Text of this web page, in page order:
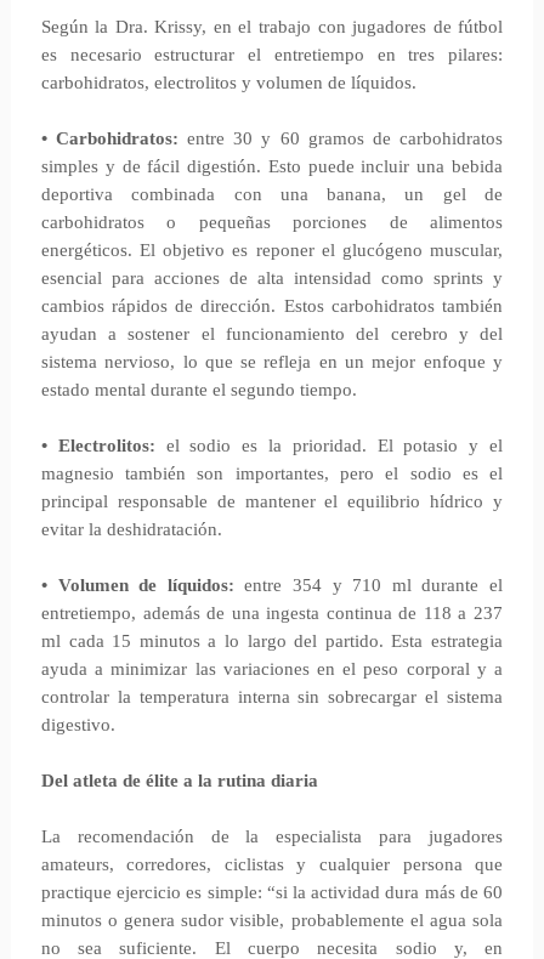
Según la Dra. Krissy, en el trabajo con jugadores de fútbol
es necesario estructurar el entretiempo en tres pilares:
carbohidratos, electrolitos y volumen de líquidos.
• Carbohidratos: entre 30 y 60 gramos de carbohidratos
simples y de fácil digestión. Esto puede incluir una bebida
deportiva combinada con una banana, un gel de
carbohidratos o pequeñas porciones de alimentos
energéticos. El objetivo es reponer el glucógeno muscular,
esencial para acciones de alta intensidad como sprints y
cambios rápidos de dirección. Estos carbohidratos también
ayudan a sostener el funcionamiento del cerebro y del
sistema nervioso, lo que se refleja en un mejor enfoque y
estado mental durante el segundo tiempo.
• Electrolitos: el sodio es la prioridad. El potasio y el
magnesio también son importantes, pero el sodio es el
principal responsable de mantener el equilibrio hídrico y
evitar la deshidratación.
• Volumen de líquidos:entre 354 y 710 ml durante el
entretiempo, además de una ingesta continua de 118 a 237
ml cada 15 minutos a lo largo del partido. Esta estrategia
ayuda a minimizar las variaciones en el peso corporal y a
controlar la temperatura interna sin sobrecargar el sistema
digestivo.
Del atleta de élite a la rutina diaria
La recomendación de la especialista para jugadores
amateurs, corredores, ciclistas y cualquier persona que
practique ejercicio es simple: “si la actividad dura más de 60
minutos o genera sudor visible, probablemente el agua sola
no sea suficiente. El cuerpo necesita sodio y, en